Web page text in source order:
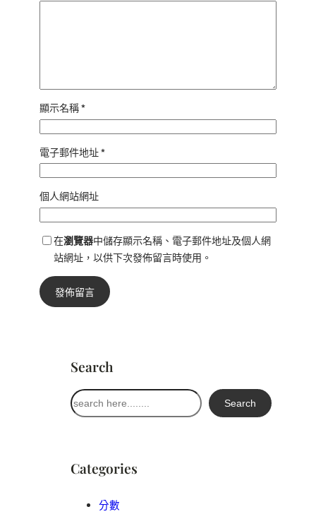
顯示名稱*
電子郵件地址*
個人網站網址
在瀏覽器中儲存顯示名稱、電子郵件地址及個人網
站網址，以供下次發佈留言時使用。
Search
搜
尋
Search
Categories
分數